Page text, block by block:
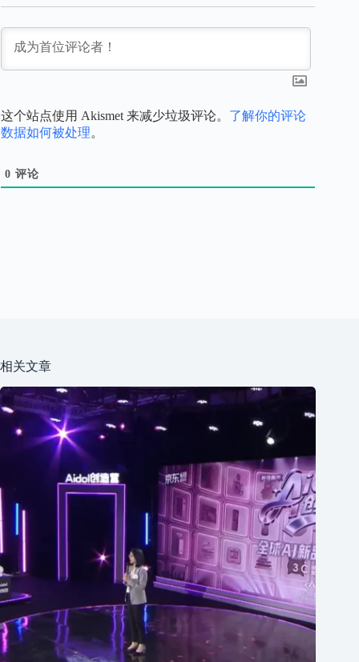
这个站点使用 Akismet 来减少垃圾评论。 了解你的评论
数据如何被处理。
0 评论
相关文章